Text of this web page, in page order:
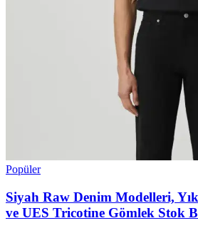
Popüler
Siyah Raw Denim Modelleri,
ve UES Tricotine Gömlek Stok